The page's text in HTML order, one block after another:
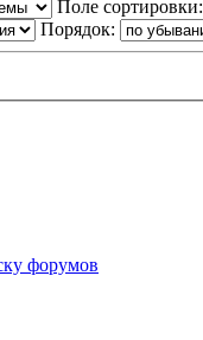
Поле сортировки:
Порядок:
форумов